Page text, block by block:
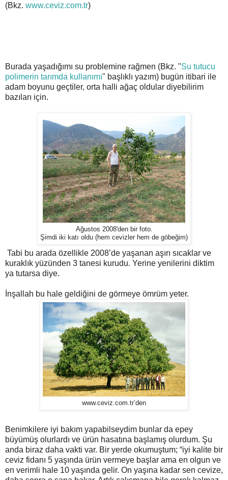
(Bkz. www.ceviz.com.tr)
Burada yaşadığımı su problemine rağmen (Bkz. "Su tutucu
polimerin tarımda kullanımı" başlıklı yazım) bugün itibari ile
adam boyunu geçtiler, orta halli ağaç oldular diyebilirim
bazıları için.
Ağustos 2008'den bir foto.
Şimdi iki katı oldu (hem cevizler hem de göbeğim)
Tabi bu arada özellikle 2008’de yaşanan aşırı sıcaklar ve
kuraklık yüzünden 3 tanesi kurudu. Yerine yenilerini diktim
ya tutarsa diye.
İnşallah bu hale geldiğini de görmeye ömrüm yeter.
www.ceviz.com.tr’den
Benimkilere iyi bakım yapabilseydim bunlar da epey
büyümüş olurlardı ve ürün hasatına başlamış olurdum. Şu
anda biraz daha vakti var. Bir yerde okumuştum; “iyi kalite bir
ceviz fidanı 5 yaşında ürün vermeye başlar ama en olgun ve
en verimli hale 10 yaşında gelir. On yaşına kadar sen cevize,